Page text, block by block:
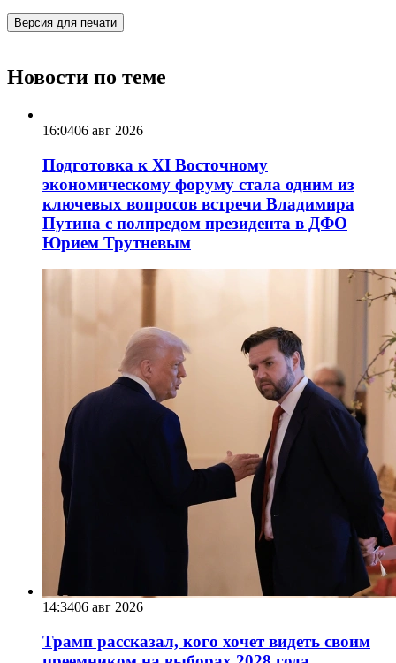
Версия для печати
Новости по теме
16:0406 авг 2026
Подготовка к XI Восточному
экономическому форуму стала одним из
ключевых вопросов встречи Владимира
Путина с полпредом президента в ДФО
Юрием Трутневым
14:3406 авг 2026
Трамп рассказал, кого хочет видеть своим